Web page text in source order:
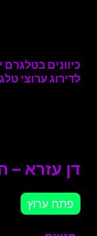
כיוונים
לדירוג ערוצי
דן עזרא –
פתח ערוץ